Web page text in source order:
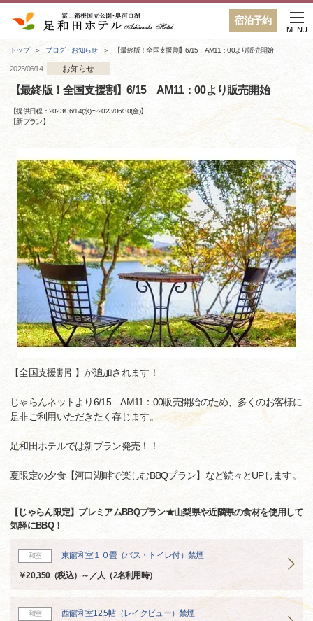
宿泊予約
MENU
トップ ブログ・お知らせ 【最終版！全国支援割】6/15 AM11：00より販売開始
2023/06/14 お知らせ
【最終版！全国支援割】6/15 AM11：00より販売開始
【提供日程：2023/06/14(水)〜2023/06/30(金)】
【新プラン】
【全国支援割引】が追加されます！
じゃらんネットより6/15 AM11：00販売開始のため、多くのお客様に
是非ご利用いただきたく存じます。
足和田ホテルでは新プラン発売！！
夏限定の夕食【河口湖畔で楽しむBBQプラン】など続々とUPします。
【じゃらん限定】プレミアムBBQプラン★山梨県や近隣県の食材を使用して
気軽にBBQ！
和室 東館和室１０畳（バス・トイレ付）禁煙
￥20,350（税込）～／人（2名利用時）
和室 西館和室12,5帖（レイクビュー）禁煙